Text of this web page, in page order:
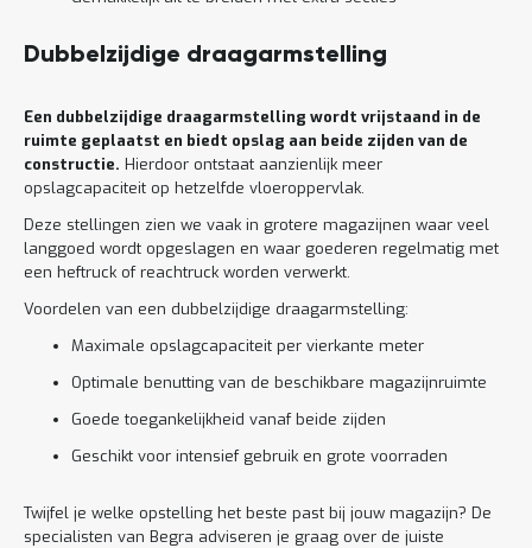
Dubbelzijdige draagarmstelling
Een dubbelzijdige draagarmstelling wordt vrijstaand in de
ruimte geplaatst en biedt opslag aan beide zijden van de
constructie. Hierdoor ontstaat aanzienlijk meer
opslagcapaciteit op hetzelfde vloeroppervlak.
Deze stellingen zien we vaak in grotere magazijnen waar veel
langgoed wordt opgeslagen en waar goederen regelmatig met
een heftruck of reachtruck worden verwerkt.
Voordelen van een dubbelzijdige draagarmstelling:
Maximale opslagcapaciteit per vierkante meter
Optimale benutting van de beschikbare magazijnruimte
Goede toegankelijkheid vanaf beide zijden
Geschikt voor intensief gebruik en grote voorraden
Twijfel je welke opstelling het beste past bij jouw magazijn? De
specialisten van Begra adviseren je graag over de juiste